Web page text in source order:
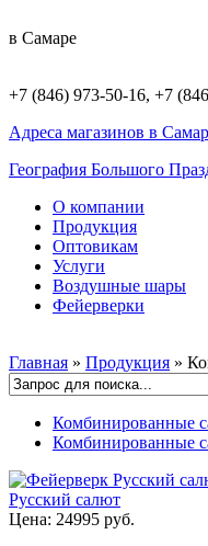
в Самаре
+7 (846) 973-50-16, +7
Адреса магазинов в
География Большого
О компании
Продукция
Оптовикам
Услуги
Воздушные шары
Фейерверки
Главная » Продукция »
Комбинированные
Комбинированные
Русский салют
Цена: 24995 руб.